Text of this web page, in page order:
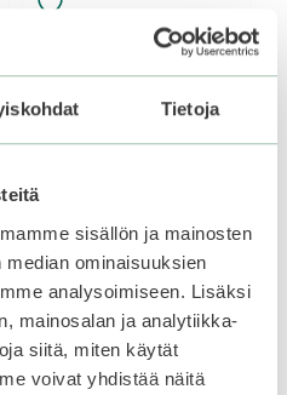
Tietoja
sisällön ja mainosten
ominaisuuksien
analysoimiseen. Lisäksi
mainosalan ja analytiikka-
siitä, miten käytät
voivat yhdistää näitä
TIRTIR | Milk Skin Toner
Light Mini 50 ml
0